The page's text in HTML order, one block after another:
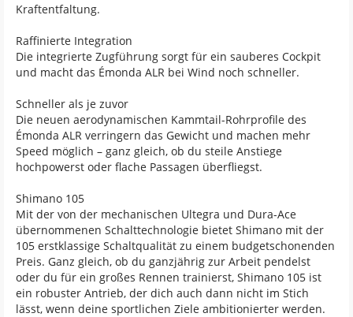
Kraftentfaltung.
Raffinierte Integration
Die integrierte Zugführung sorgt für ein sauberes Cockpit
und macht das Émonda ALR bei Wind noch schneller.
Schneller als je zuvor
Die neuen aerodynamischen Kammtail-Rohrprofile des
Émonda ALR verringern das Gewicht und machen mehr
Speed möglich – ganz gleich, ob du steile Anstiege
hochpowerst oder flache Passagen überfliegst.
Shimano 105
Mit der von der mechanischen Ultegra und Dura-Ace
übernommenen Schalttechnologie bietet Shimano mit der
105 erstklassige Schaltqualität zu einem budgetschonenden
Preis. Ganz gleich, ob du ganzjährig zur Arbeit pendelst
oder du für ein großes Rennen trainierst, Shimano 105 ist
ein robuster Antrieb, der dich auch dann nicht im Stich
lässt, wenn deine sportlichen Ziele ambitionierter werden.